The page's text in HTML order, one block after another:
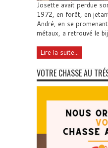
Josette avait perdue
1972, en forêt, en
André, en se
métaux, a retrouvé le
Lire la suite...
VOTRE CHASSE AU